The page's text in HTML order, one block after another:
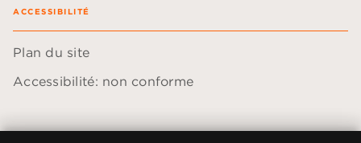
ACCESSIBILITÉ
Plan du site
Accessibilité: non conforme